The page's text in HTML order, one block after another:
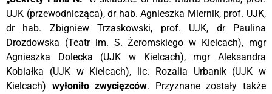
UJK (przewodnicząca), dr hab. Agnieszka Miernik, prof. UJK,
dr hab. Zbigniew Trzaskowski, prof. UJK, dr Paulina
Drozdowska (Teatr im. S. Żeromskiego w Kielcach), mgr
Agnieszka Dolecka (UJK w Kielcach), mgr Aleksandra
Kobiałka (UJK w Kielcach), lic. Rozalia Urbanik (UJK w
Kielcach) wyłoniło zwycięzców. Przyznane zostały także